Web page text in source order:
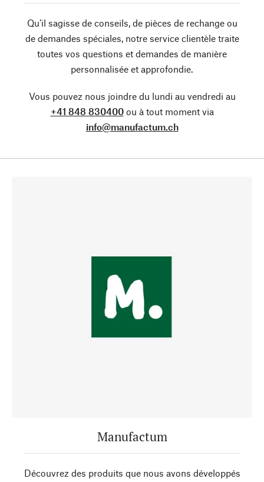
Qu’il sagisse de conseils, de pièces de rechange ou
de demandes spéciales, notre service clientèle traite
toutes vos questions et demandes de manière
personnalisée et approfondie.
Vous pouvez nous joindre du lundi au vendredi au
+41 848 830400ou à tout moment via
info@manufactum.ch
Manufactum
Découvrez des produits que nous avons développés